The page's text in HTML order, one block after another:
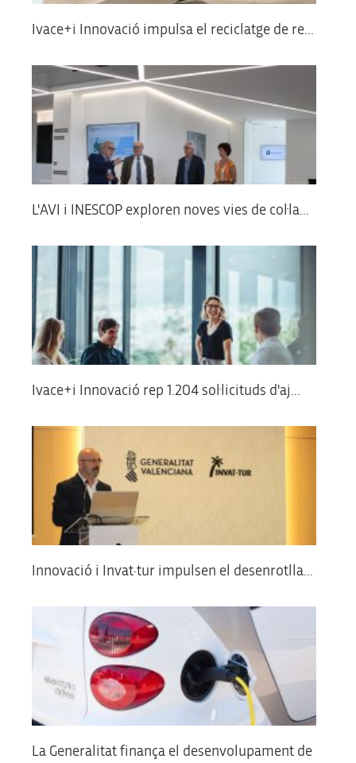
Ivace+i Innovació impulsa el reciclatge de re...
L'AVI i INESCOP exploren noves vies de col·la...
Ivace+i Innovació rep 1.204 sol·licituds d'aj...
Innovació i Invat·tur impulsen el desenrotlla...
La Generalitat finança el desenvolupament de